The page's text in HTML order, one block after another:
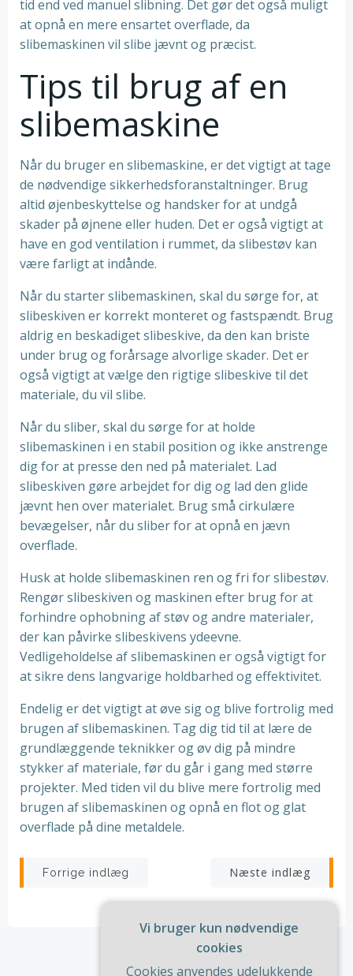
tid end ved manuel slibning. Det gør det også muligt
at opnå en mere ensartet overflade, da
slibemaskinen vil slibe jævnt og præcist.
Tips til brug af en
slibemaskine
Når du bruger en slibemaskine, er det vigtigt at tage
de nødvendige sikkerhedsforanstaltninger. Brug
altid øjenbeskyttelse og handsker for at undgå
skader på øjnene eller huden. Det er også vigtigt at
have en god ventilation i rummet, da slibestøv kan
være farligt at indånde.
Når du starter slibemaskinen, skal du sørge for, at
slibeskiven er korrekt monteret og fastspændt. Brug
aldrig en beskadiget slibeskive, da den kan briste
under brug og forårsage alvorlige skader. Det er
også vigtigt at vælge den rigtige slibeskive til det
materiale, du vil slibe.
Når du sliber, skal du sørge for at holde
slibemaskinen i en stabil position og ikke anstrenge
dig for at presse den ned på materialet. Lad
slibeskiven gøre arbejdet for dig og lad den glide
jævnt hen over materialet. Brug små cirkulære
bevægelser, når du sliber for at opnå en jævn
overflade.
Husk at holde slibemaskinen ren og fri for slibestøv.
Rengør slibeskiven og maskinen efter brug for at
forhindre ophobning af støv og andre materialer,
der kan påvirke slibeskivens ydeevne.
Vedligeholdelse af slibemaskinen er også vigtigt for
at sikre dens langvarige holdbarhed og effektivitet.
Endelig er det vigtigt at øve sig og blive fortrolig med
brugen af slibemaskinen. Tag dig tid til at lære de
grundlæggende teknikker og øv dig på mindre
stykker af materiale, før du går i gang med større
projekter. Med tiden vil du blive mere fortrolig med
brugen af slibemaskinen og opnå en flot og glat
overflade på dine metaldele.
Indlægsnavigation
Forrige indlæg Næste indlæg
Vi bruger kun nødvendige
cookies
Cookies anvendes udelukkende